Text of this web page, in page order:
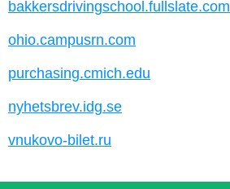
bakkersdrivingschool.fullslate.com
ohio.campusrn.com
purchasing.cmich.edu
nyhetsbrev.idg.se
vnukovo-bilet.ru